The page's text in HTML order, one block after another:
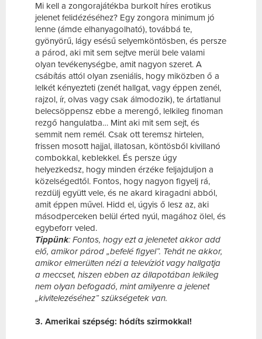
Mi kell a zongorajátékba burkolt híres erotikus
jelenet felidézéséhez? Egy zongora minimum jó
lenne (ámde elhanyagolható), továbbá te,
gyönyörű, lágy esésű selyemköntösben, és persze
a párod, aki mit sem sejtve merül bele valami
olyan tevékenységbe, amit nagyon szeret. A
csábítás attól olyan zseniális, hogy miközben ő a
lelkét kényezteti (zenét hallgat, vagy éppen zenél,
rajzol, ír, olvas vagy csak álmodozik), te ártatlanul
belecsöppensz ebbe a merengő, lelkileg finoman
rezgő hangulatba… Mint aki mit sem sejt, és
semmit nem remél. Csak ott teremsz hirtelen,
frissen mosott hajjal, illatosan, köntösből kivillanó
combokkal, keblekkel. És persze úgy
helyezkedsz, hogy minden érzéke feljajduljon a
közelségedtől. Fontos, hogy nagyon figyelj rá,
rezdülj együtt vele, és ne akard kiragadni abból,
amit éppen művel. Hidd el, úgyis ő lesz az, aki
másodperceken belül érted nyúl, magához ölel, és
egybeforr veled.
Tippünk: Fontos, hogy ezt a jelenetet akkor add
elő, amikor párod „befelé figyel”. Tehát ne akkor,
amikor elmerülten nézi a televíziót vagy hallgatja
a meccset, hiszen ebben az állapotában lelkileg
nem olyan befogadó, mint amilyenre a jelenet
„kivitelezéséhez” szükségetek van.
3. Amerikai szépség: hódíts szirmokkal!